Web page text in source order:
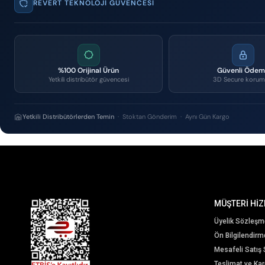
REVERT TEKNOLOJI GÜVENCESI
%100 Orijinal Ürün
Yetkili distribütör güvencesi
Güvenli
3D Secure
Yetkili Distribütörlerden Temin · Stoktan Gönderim · Aynı Gün Kargo
MÜŞTERİ
Üyelik
Ön
Mesafeli Satış